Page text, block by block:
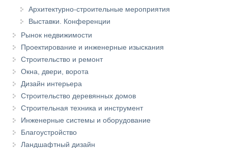
Архитектурно-строительные мероприятия
Выставки. Конференции
Рынок недвижимости
Проектирование и инженерные изыскания
Строительство и ремонт
Окна, двери, ворота
Дизайн интерьера
Строительство деревянных домов
Строительная техника и инструмент
Инженерные системы и оборудование
Благоустройство
Ландшафтный дизайн